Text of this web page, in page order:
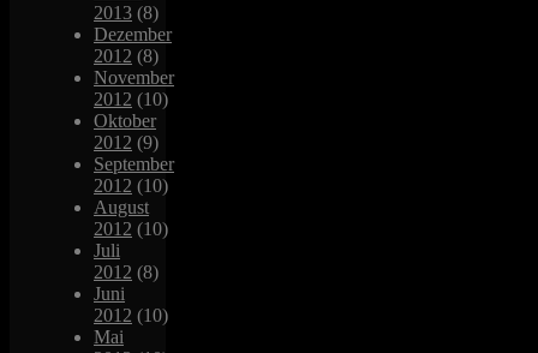
2013 (8)
Dezember
2012 (8)
November
2012 (10)
Oktober
2012 (9)
September
2012 (10)
August
2012 (10)
Juli
2012 (8)
Juni
2012 (10)
Mai